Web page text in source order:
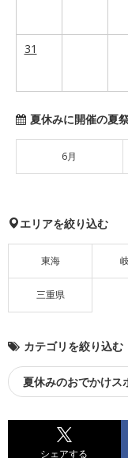
31
夏休みに開催の夏
6月
エリアを絞り込む
東海
三重県
カテゴリを絞り込む
夏休みのおでかけス
シェアする